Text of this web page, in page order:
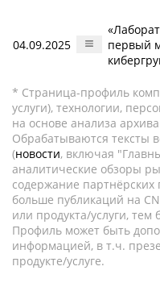
04.09.2025
первый
* Страница-профиль
услуги), технологии,
на основе анализа
Обрабатываются тексты
(новости, включая
аналитические обзоры
содержание партнёрских
больше публикаций на
или продукта/услуги,
Профиль может быть
информацией, в т.ч.
продукте/услуге.